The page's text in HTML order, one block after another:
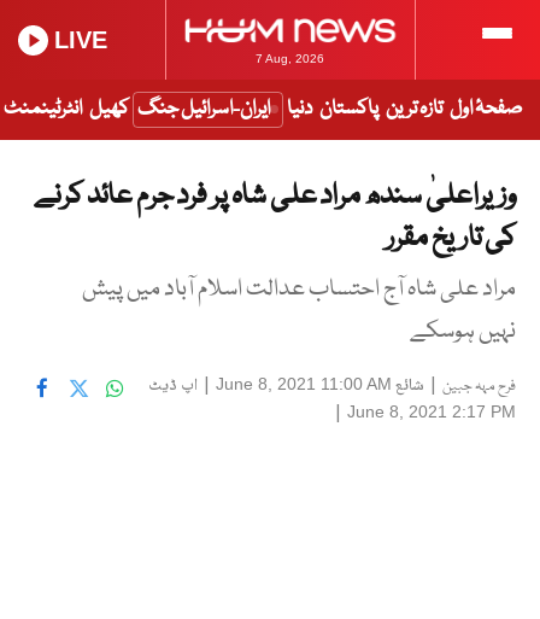
7 Aug, 2026
LIVE
صفحۂ اول تازہ ترین پاکستان دنیا ایران-اسرائیل جنگ کھیل انٹرٹینمنٹ
وزیراعلیٰ سندھ مراد علی شاہ پر فرد جرم عائد کرنے
کی تاریخ مقرر
مراد علی شاہ آج احتساب عدالت اسلام آباد میں پیش
نہیں ہوسکے
فرح مہہ جبین | شائع June 8, 2021 11:00 AM
| اپ ڈیٹ
June 8, 2021 2:17 PM
|